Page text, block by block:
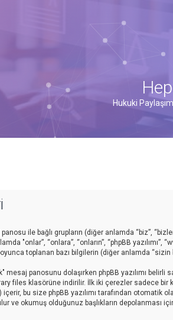
Hukuki
ile bağlı grupların (diğer anlamda “biz”,
"onlar”, “onlara”, “onların”, “phpBB yazılımı”,
toplanan bazı bilgilerin (diğer anlamda
mesaj panosunu dolaşırken phpBB yazılımı belirli
files klasörüne indirilir. İlk iki çerezler sadece
bu size phpBB yazılımı tarafından otomatik
ve okumuş olduğunuz başlıkların depolanması